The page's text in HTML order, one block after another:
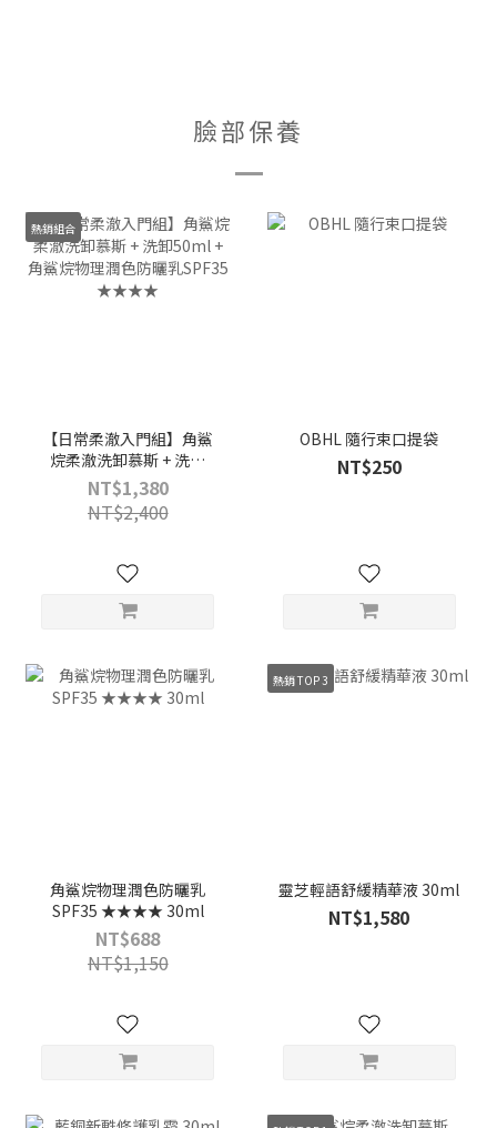
臉部保養
熱銷組合
【日常柔澈入門組】角鯊
烷柔澈洗卸慕斯 + 洗卸
50ml + 角鯊烷物理潤色防
曬乳SPF35 ★★★★
NT$1,380
NT$2,400
OBHL 隨行束口提袋
NT$250
角鯊烷物理潤色防曬乳
SPF35 ★★★★ 30ml
NT$688
NT$1,150
熱銷 TOP 3
靈芝輕語舒緩精華液 30ml
NT$1,580